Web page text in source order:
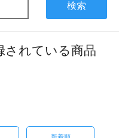
検索
されている商品